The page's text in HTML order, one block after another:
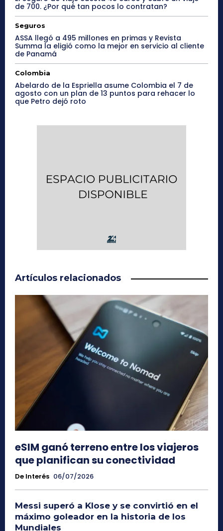
de 700. ¿Por qué tan pocos lo contratan?
Seguros
ASSA llegó a 495 millones en primas y Revista
Summa la eligió como la mejor en servicio al cliente
de Panamá
Colombia
Abelardo de la Espriella asume Colombia el 7 de
agosto con un plan de 13 puntos para rehacer lo
que Petro dejó roto
Artículos relacionados
eSIM ganó terreno entre los viajeros
que planifican su conectividad
De Interés 06/07/2026
Messi superó a Klose y se convirtió en el
máximo goleador en la historia de los
Mundiales